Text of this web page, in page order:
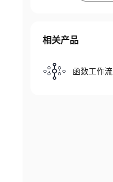
相关产品
函数工作流